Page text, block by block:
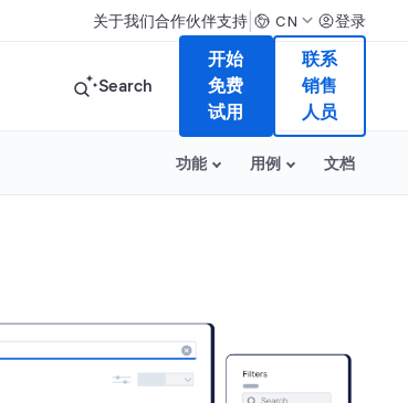
关于我们合作伙伴支持 CN 登录
Search
开始
免费
试用
联系
销售
人员
功能 用例 文档